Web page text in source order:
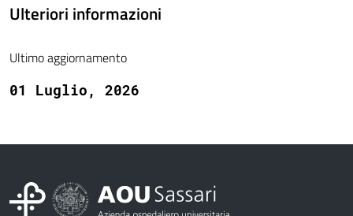
Ulteriori informazioni
Ultimo aggiornamento
01 Luglio, 2026